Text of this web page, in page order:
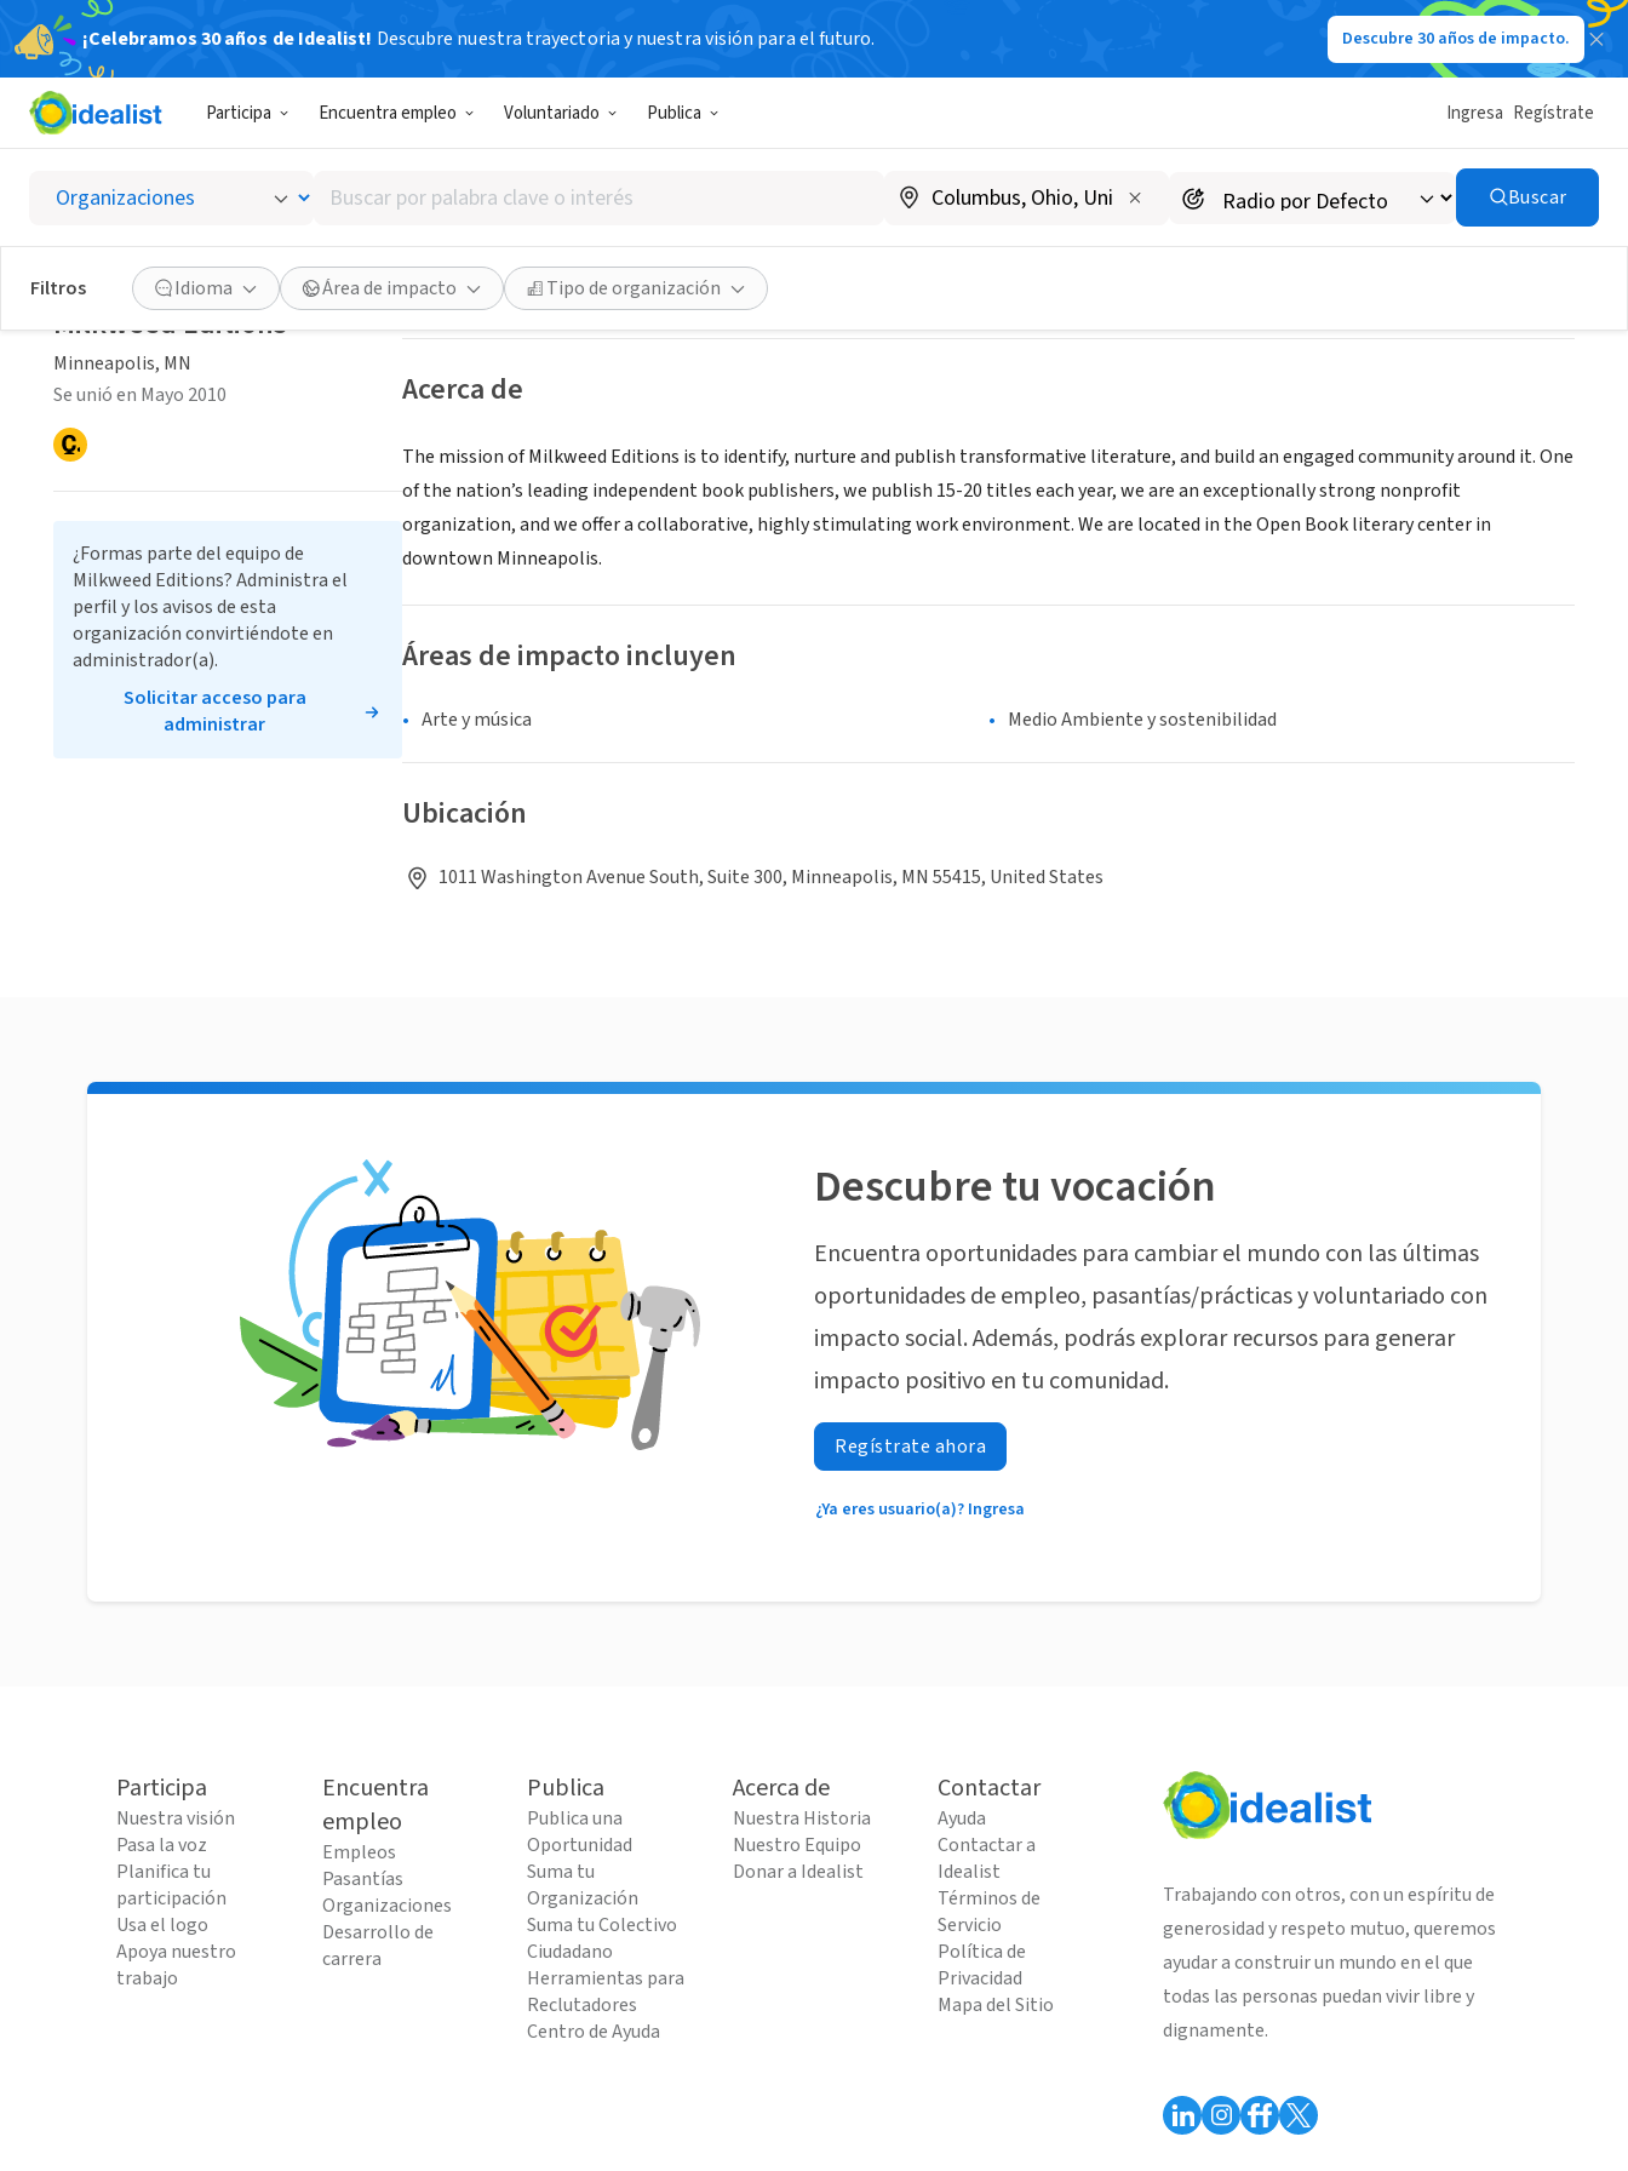
¡Celebramos 30 años de Idealist! Descubre nuestra trayectoria y nuestra visión para el futuro. Descubre 30 años de impacto.
Participa Encuentra empleo Voluntariado Publica Ingresa Regístrate
Buscar
por
palabra
clave
o
interés
Buscar
Filtros Idioma Área de impacto Tipo de organización
Milkweed Editions
Minneapolis, MN|www.milkweed.org
Guardar Compartir
Acerca de
The mission of Milkweed Editions is to identify, nurture and publish transformative literature, and build an engaged community around it. One
of the nation’s leading independent book publishers, we publish 15-20 titles each year, we are an exceptionally strong nonprofit
organization, and we offer a collaborative, highly stimulating work environment. We are located in the Open Book literary center in
downtown Minneapolis.
Áreas de impacto incluyen
Arte y música Medio Ambiente y sostenibilidad
Ubicación
1011 Washington Avenue South, Suite 300, Minneapolis, MN 55415, United States
Milkweed Editions
Minneapolis, MN
Se unió en Mayo 2010
¿Formas parte del equipo de
Milkweed Editions? Administra el
perfil y los avisos de esta
organización convirtiéndote en
administrador(a).
Solicitar acceso para
administrar
Descubre tu vocación
Encuentra oportunidades para cambiar el mundo con las últimas
oportunidades de empleo, pasantías/prácticas y voluntariado con
impacto social. Además, podrás explorar recursos para generar
impacto positivo en tu comunidad.
Regístrate ahora
¿Ya eres usuario(a)? Ingresa
Participa
Nuestra visión
Pasa la voz
Planifica tu
participación
Usa el logo
Apoya nuestro
trabajo
Encuentra
empleo
Empleos
Pasantías
Organizaciones
Desarrollo de
carrera
Publica
Publica una
Oportunidad
Suma tu
Organización
Suma tu Colectivo
Ciudadano
Herramientas para
Reclutadores
Centro de Ayuda
Acerca de
Nuestra Historia
Nuestro Equipo
Donar a Idealist
Contactar
Ayuda
Contactar a
Idealist
Términos de
Servicio
Política de
Privacidad
Mapa del Sitio
Trabajando con otros, con un espíritu de
generosidad y respeto mutuo, queremos
ayudar a construir un mundo en el que
todas las personas puedan vivir libre y
dignamente.